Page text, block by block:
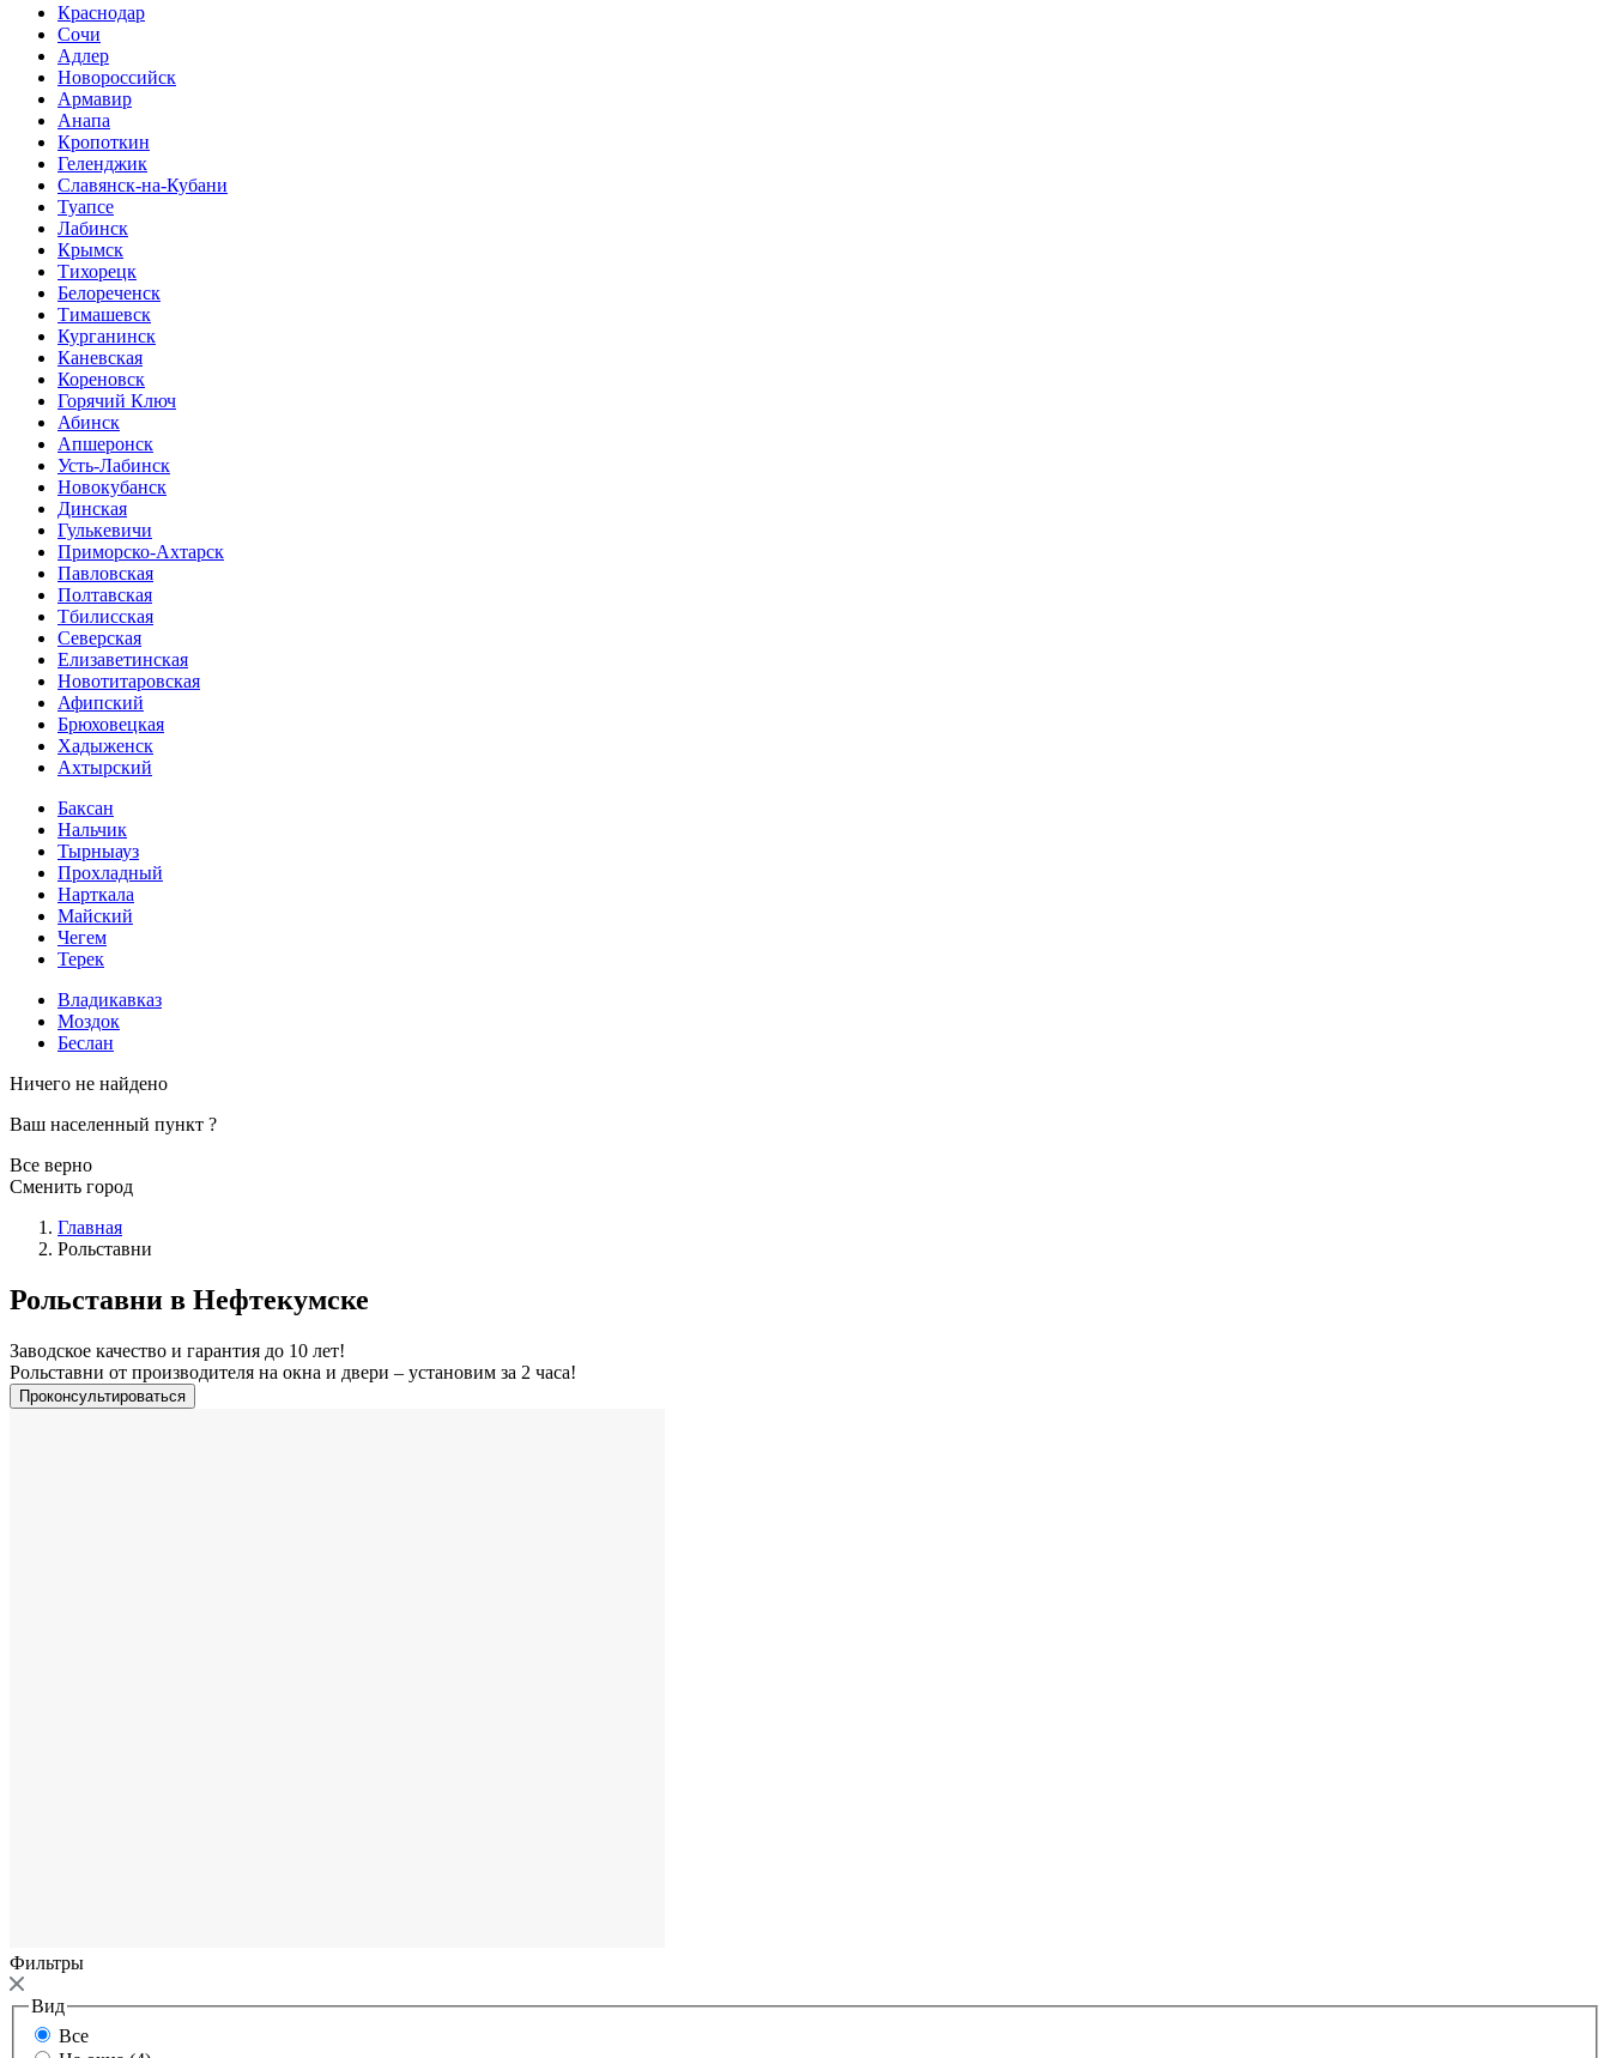
Краснодар
Сочи
Адлер
Новороссийск
Армавир
Анапа
Кропоткин
Геленджик
Славянск-на-Кубани
Туапсе
Лабинск
Крымск
Тихорецк
Белореченск
Тимашевск
Курганинск
Каневская
Кореновск
Горячий Ключ
Абинск
Апшеронск
Усть-Лабинск
Новокубанск
Динская
Гулькевичи
Приморско-Ахтарск
Павловская
Полтавская
Тбилисская
Северская
Елизаветинская
Новотитаровская
Афипский
Брюховецкая
Хадыженск
Ахтырский
Баксан
Нальчик
Тырныауз
Прохладный
Нарткала
Майский
Чегем
Терек
Владикавказ
Моздок
Беслан
Ничего не найдено
Ваш населенный пункт ?
Все верно
Сменить город
Главная
Рольставни
Рольставни в Нефтекумске
Заводское качество и гарантия до 10 лет!
Рольставни от производителя на окна и двери – установим за 2 часа!
Проконсультироваться
Фильтры
Вид
Все